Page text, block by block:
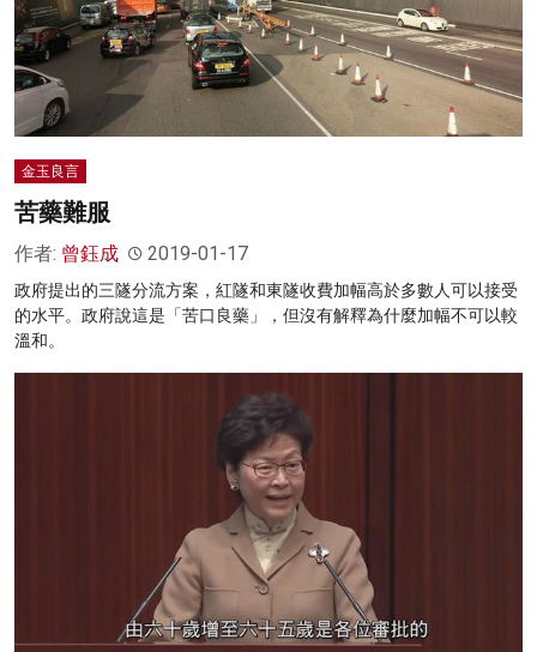
金玉良言
苦藥難服
作者: 曾鈺成 2019-01-17
政府提出的三隧分流方案，紅隧和東隧收費加幅高於多數人可以接受
的水平。政府說這是「苦口良藥」，但沒有解釋為什麼加幅不可以較
溫和。